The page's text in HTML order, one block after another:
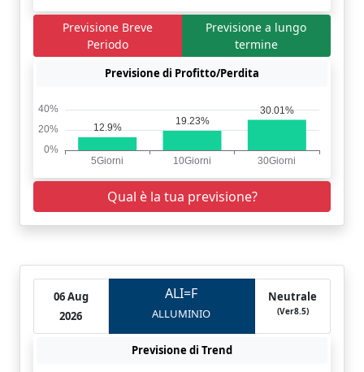
Previsione Breve
Periodo
Previsione a lungo
termine
Previsione di Profitto/Perdita
Qual è la tua previsione?
06 Aug
2026
ALI=F
ALLUMINIO
Neutrale
(Ver8.5)
Previsione di Trend